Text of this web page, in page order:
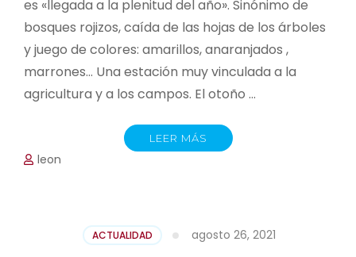
es «llegada a la plenitud del año». Sinónimo de
bosques rojizos, caída de las hojas de los árboles
y juego de colores: amarillos, anaranjados ,
marrones… Una estación muy vinculada a la
agricultura y a los campos. El otoño …
LEER MÁS
leon
ACTUALIDAD agosto 26, 2021